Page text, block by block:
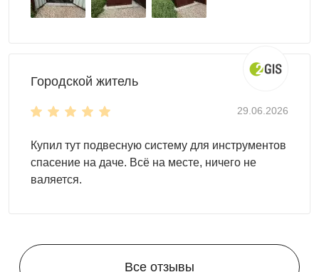
нагрузку колёс и домкратов, легко моется от масла и
инструментальный щит для гаражного инструмента,
розетки и освещение при подключении к электросети
участка. Цвет — любой RAL: хозблок
для хранения
временная постройка. Технологические отверстия в
стенах обеспечивают вентиляцию — выхлопные газы и
Укажите марку и габариты автомобиля или техники —
менеджер рассчитает минимально необходимый размер
Городской житель
29.06.2026
Купил тут подвесную систему для инструментов
спасение на даче. Всё на месте, ничего не
валяется.
Все отзывы